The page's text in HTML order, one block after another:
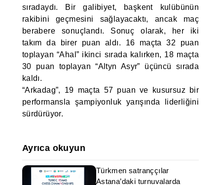
sıradaydı. Bir galibiyet, başkent kulübünün
rakibini geçmesini sağlayacaktı, ancak maç
berabere sonuçlandı. Sonuç olarak, her iki
takım da birer puan aldı. 16 maçta 32 puan
toplayan “Ahal” ikinci sırada kalırken, 18 maçta
30 puan toplayan “Altyn Asyr” üçüncü sırada
kaldı.
“Arkadag”, 19 maçta 57 puan ve kusursuz bir
performansla şampiyonluk yarışında liderliğini
sürdürüyor.
Ayrıca okuyun
Türkmen satranççılar
Astana’daki turnuvalarda